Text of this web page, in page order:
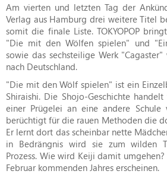
Am vierten und letzten Tag der
Verlag aus Hamburg drei weitere Titel
somit die finale Liste. TOKYOPOP
"Die mit den Wölfen spielen" und
sowie das sechsteilige Werk
nach Deutschland.
"Die mit den Wölf spielen" ist ein
Shiraishi. Die Shojo-Geschichte
einer Prügelei an eine andere Schule
berüchtigt für die rauen Methoden die
Er lernt dort das scheinbar nette
in Bedrängnis wird sie zum wilden
Prozess. Wie wird Keiji damit
Februar kommenden Jahres erscheinen.